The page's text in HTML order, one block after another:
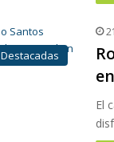
Destacadas
El